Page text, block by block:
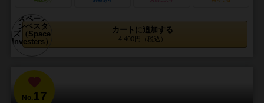
カートに追加する
4,400円（税込）
No.17